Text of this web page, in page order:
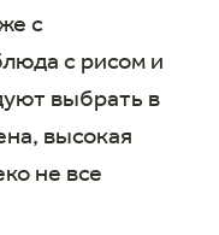
с
с рисом и
выбрать в
высокая
не все